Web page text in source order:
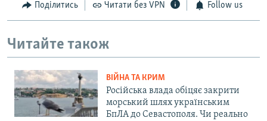
Поділитись Читати без VPN Follow us
Читайте також
ВІЙНА ТА КРИМ
Російська влада обіцяє закрити
морський шлях українським
БпЛА до Севастополя. Чи реально